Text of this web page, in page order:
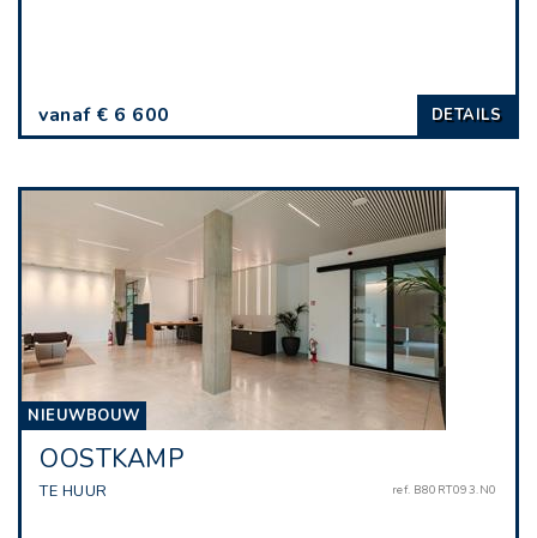
vanaf € 6 600 DETAILS
NIEUWBOUW
OOSTKAMP
TE HUUR ref. B80RT093.N0